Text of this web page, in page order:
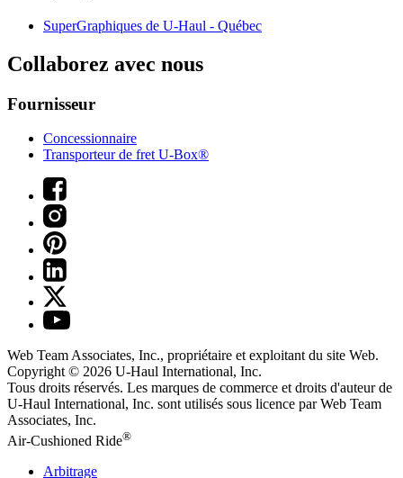
SuperGraphiques de U-Haul - Québec
Collaborez avec nous
Fournisseur
Concessionnaire
Transporteur de fret U-Box®
Web Team Associates, Inc., propriétaire et exploitant du site Web.
Copyright © 2026 U-Haul International, Inc.
Tous droits réservés. Les marques de commerce et droits d'auteur de
U-Haul International, Inc. sont utilisés sous licence par Web Team
Associates, Inc.
Air-Cushioned Ride®
Arbitrage